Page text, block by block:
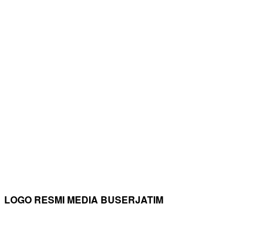
LOGO RESMI MEDIA BUSERJATIM